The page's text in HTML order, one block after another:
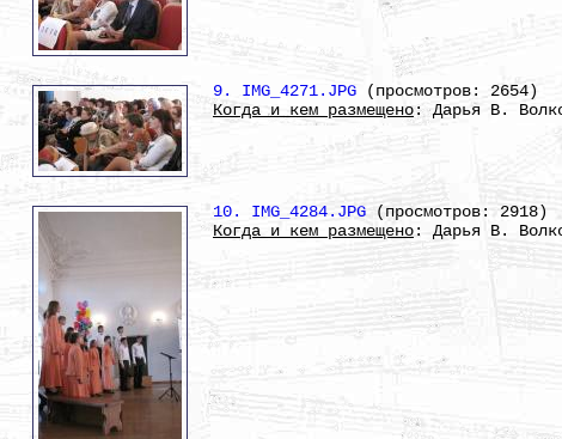
9. IMG_4271.JPG (просмотров: 2654)
Когда и кем размещено: Дарья В.
10. IMG_4284.JPG (просмотров: 2918)
Когда и кем размещено: Дарья В.